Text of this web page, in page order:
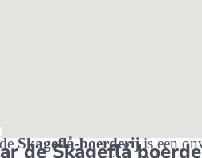
de Skageflå
Skageflå-boerderijis een